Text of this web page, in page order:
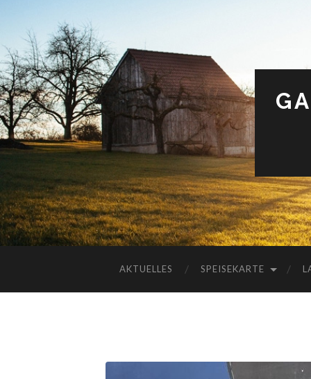
AKTUELLES SPEISEKARTE